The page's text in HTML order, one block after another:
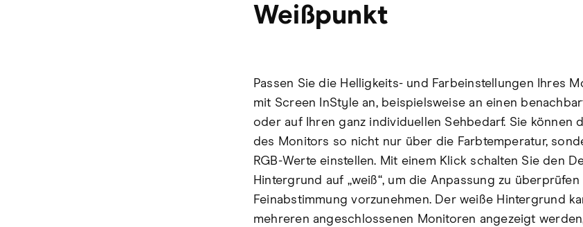
Weißpunkt
Passen Sie die Helligkeits- und Farbeinstellungen Ihres
mit Screen InStyle an, beispielsweise an einen
oder auf Ihren ganz individuellen Sehbedarf. Sie können
des Monitors so nicht nur über die Farbtemperatur,
RGB-Werte einstellen. Mit einem Klick schalten Sie den
Hintergrund auf „weiß“, um die Anpassung zu
Feinabstimmung vorzunehmen. Der weiße Hintergrund
mehreren angeschlossenen Monitoren angezeigt